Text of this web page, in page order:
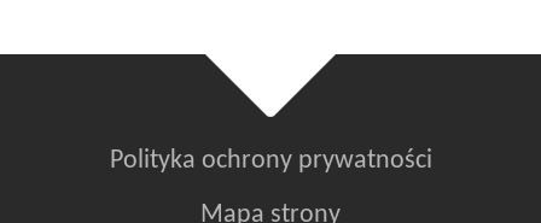
Polityka ochrony prywatności
Mapa strony